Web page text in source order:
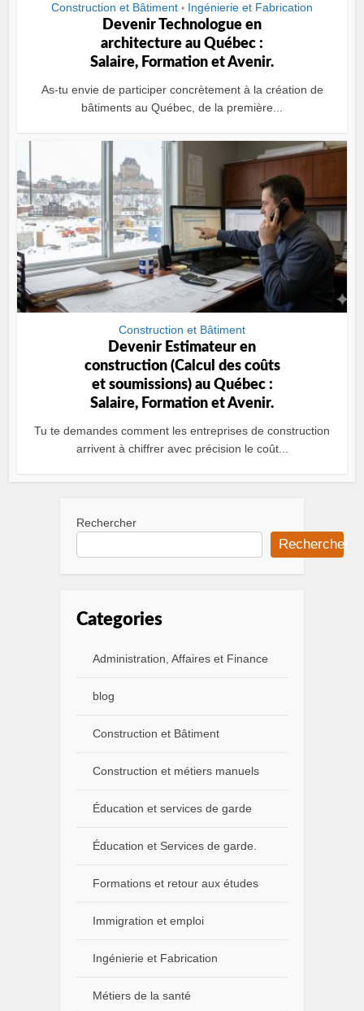
Construction et Bâtiment • Ingénierie et Fabrication
Devenir Technologue en
architecture au Québec :
Salaire, Formation et Avenir.
As-tu envie de participer concrètement à la création de
bâtiments au Québec, de la première...
Construction et Bâtiment
Devenir Estimateur en
construction (Calcul des coûts
et soumissions) au Québec :
Salaire, Formation et Avenir.
Tu te demandes comment les entreprises de construction
arrivent à chiffrer avec précision le coût...
Rechercher
Rechercher
Categories
Administration, Affaires et Finance
blog
Construction et Bâtiment
Construction et métiers manuels
Éducation et services de garde
Éducation et Services de garde.
Formations et retour aux études
Immigration et emploi
Ingénierie et Fabrication
Métiers de la santé